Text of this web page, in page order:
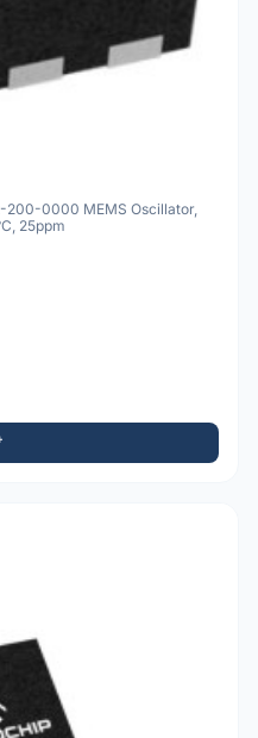
200-0000 MEMS Oscillator,
25ppm